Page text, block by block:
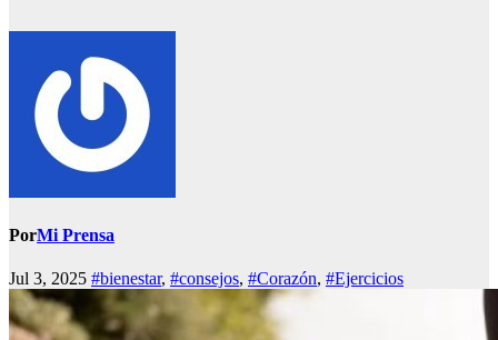
PorMi Prensa
Jul 3, 2025 #bienestar, #consejos, #Corazón, #Ejercicios